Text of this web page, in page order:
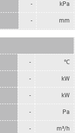
- kPa
- mm
- ℃
- kW
- kW
- Pa
- m³/h